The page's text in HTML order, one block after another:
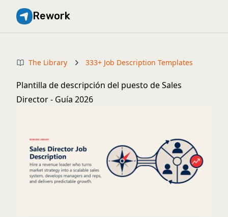
Rework
The Library 333+ Job Description Templates
Plantilla de descripción del puesto de Sales
Director - Guía 2026